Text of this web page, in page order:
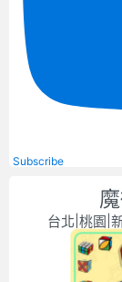
Subscribe
台北|桃園|